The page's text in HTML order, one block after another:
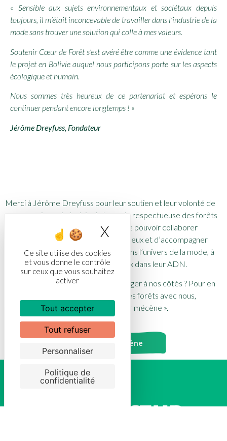
Ce site utilise des cookies
et vous donne le contrôle
sur ceux que vous souhaitez
activer
Tout accepter
Tout refuser
Personnaliser
Politique de
confidentialité
X Masquer le
« Sensible aux sujets environnementaux et sociétaux depuis
toujours, il m’était inconcevable de travailler dans l’industrie de la
mode sans trouver une solution qui colle à mes valeurs.
Soutenir Cœur de Forêt s’est avéré être comme une évidence tant
le projet en Bolivie auquel nous participons porte sur les aspects
écologique et humain.
Nous sommes très heureux de ce partenariat et espérons le
continuer pendant encore longtemps ! »
Jérôme Dreyfuss, Fondateur
Merci à Jérôme Dreyfuss pour leur soutien et leur volonté de
promouvoir une industrie de la mode respectueuse des forêts
et de l’humain. Nous avons à cœur de pouvoir collaborer
encore de nombreuses années avec eux et d’accompagner
leur engagement, encore marginal dans l’univers de la mode, à
intégrer les enjeux environnementaux dans leur ADN.
Vous souhaitez, vous aussi, vous engager à nos côtés ? Pour en
savoir plus sur comment préserver les forêts avec nous,
rendez-vous sur notre page « devenir mécène ».
Devenir mécène